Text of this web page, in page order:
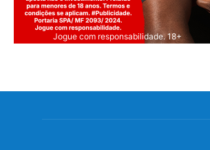
Jogue com responsabilidade. 18+